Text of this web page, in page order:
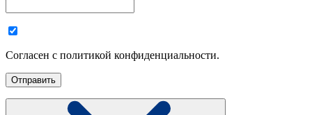
Согласен с политикой конфиденциальности.